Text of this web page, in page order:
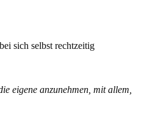
sich selbst rechtzeitig
eigene anzunehmen, mit allem,